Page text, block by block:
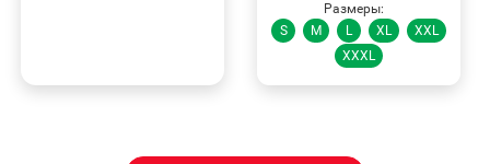
Размеры:
S
M L XL
XXL
XXXL